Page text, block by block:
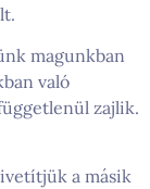
magunkban
való
zajlik.
a másik